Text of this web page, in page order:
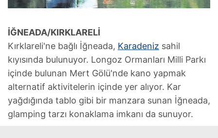
İĞNEADA/KIRKLARELİ
Kırklareli'ne bağlı İğneada, Karadeniz sahil
kıyısında bulunuyor. Longoz Ormanları Milli Parkı
içinde bulunan Mert Gölü'nde kano yapmak
alternatif aktivitelerin içinde yer alıyor. Kar
yağdığında tablo gibi bir manzara sunan İğneada,
glamping tarzı konaklama imkanı da sunuyor.